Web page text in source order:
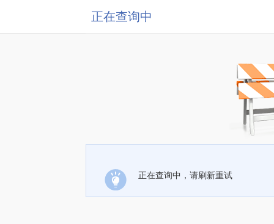
正在查询中
正在查询中，请刷新重试